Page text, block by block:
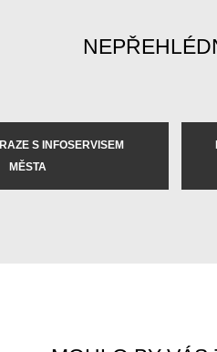
S INFOSERVISEM
MĚSTA